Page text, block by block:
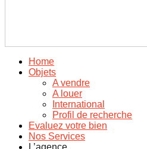
Home
Objets
A vendre
A louer
International
Profil de recherche
Evaluez votre bien
Nos Services
L’agence